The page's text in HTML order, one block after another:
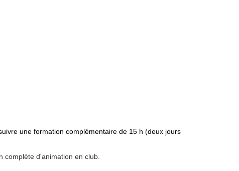
une formation complémentaire de 15 h (deux jours
complète d'animation en club.